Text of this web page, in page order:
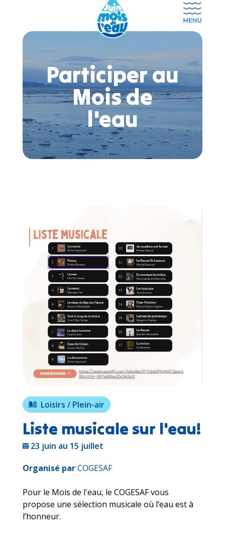
Participer au
Mois de
l'eau
Loisirs / Plein-air
Liste musicale sur l'eau!
23 juin au 15 juillet
Organisé parCOGESAF
Pour le Mois de l'eau, le COGESAF vous
propose une sélection musicale où l’eau est à
l’honneur.